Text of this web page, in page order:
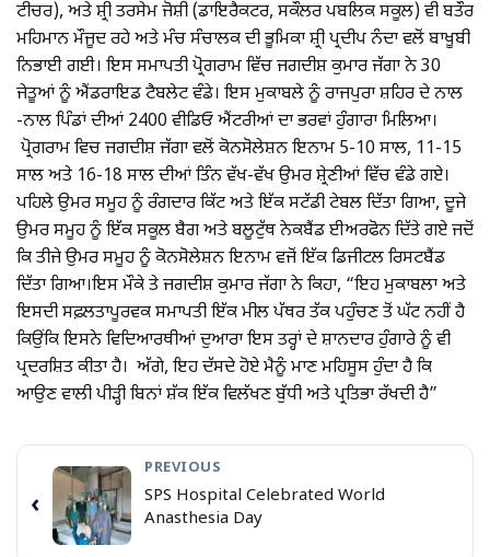
ਟੀਚਰ), ਅਤੇ ਸ਼੍ਰੀ ਤਰਸੇਮ ਜੋਸ਼ੀ (ਡਾਇਰੈਕਟਰ, ਸਕੌਲਰ ਪਬਲਿਕ ਸਕੂਲ) ਵੀ ਬਤੌਰ
ਮਹਿਮਾਨ ਮੌਜੂਦ ਰਹੇ ਅਤੇ ਮੰਚ ਸੰਚਾਲਕ ਦੀ ਭੂਮਿਕਾ ਸ਼੍ਰੀ ਪ੍ਰਦੀਪ ਨੰਦਾ ਵਲੋਂ ਬਾਖੂਬੀ
ਨਿਭਾਈ ਗਈ। ਇਸ ਸਮਾਪਤੀ ਪ੍ਰੋਗਰਾਮ ਵਿੱਚ ਜਗਦੀਸ਼ ਕੁਮਾਰ ਜੱਗਾ ਨੇ 30
ਜੇਤੂਆਂ ਨੂੰ ਐਂਡਰਾਇਡ ਟੈਬਲੇਟ ਵੰਡੇ। ਇਸ ਮੁਕਾਬਲੇ ਨੂੰ ਰਾਜਪੁਰਾ ਸ਼ਹਿਰ ਦੇ ਨਾਲ
-ਨਾਲ ਪਿੰਡਾਂ ਦੀਆਂ 2400 ਵੀਡਿਓ ਐਂਟਰੀਆਂ ਦਾ ਭਰਵਾਂ ਹੁੰਗਾਰਾ ਮਿਲਿਆ।
ਪ੍ਰੋਗਰਾਮ ਵਿਚ ਜਗਦੀਸ਼ ਜੱਗਾ ਵਲੋਂ ਕੋਨਸੋਲੇਸ਼ਨ ਇਨਾਮ 5-10 ਸਾਲ, 11-15
ਸਾਲ ਅਤੇ 16-18 ਸਾਲ ਦੀਆਂ ਤਿੰਨ ਵੱਖ-ਵੱਖ ਉਮਰ ਸ਼੍ਰੇਣੀਆਂ ਵਿੱਚ ਵੰਡੇ ਗਏ।
ਪਹਿਲੇ ਉਮਰ ਸਮੂਹ ਨੂੰ ਰੰਗਦਾਰ ਕਿੱਟ ਅਤੇ ਇੱਕ ਸਟੱਡੀ ਟੇਬਲ ਦਿੱਤਾ ਗਿਆ, ਦੂਜੇ
ਉਮਰ ਸਮੂਹ ਨੂੰ ਇੱਕ ਸਕੂਲ ਬੈਗ ਅਤੇ ਬਲੂਟੁੱਥ ਨੇਕਬੈਂਡ ਈਅਰਫੋਨ ਦਿੱਤੇ ਗਏ ਜਦੋਂ
ਕਿ ਤੀਜੇ ਉਮਰ ਸਮੂਹ ਨੂੰ ਕੋਨਸੋਲੇਸ਼ਨ ਇਨਾਮ ਵਜੋਂ ਇੱਕ ਡਿਜੀਟਲ ਰਿਸਟਬੈਂਡ
ਦਿੱਤਾ ਗਿਆ।ਇਸ ਮੌਕੇ ਤੇ ਜਗਦੀਸ਼ ਕੁਮਾਰ ਜੱਗਾ ਨੇ ਕਿਹਾ, “ਇਹ ਮੁਕਾਬਲਾ ਅਤੇ
ਇਸਦੀ ਸਫ਼ਲਤਾਪੂਰਵਕ ਸਮਾਪਤੀ ਇੱਕ ਮੀਲ ਪੱਥਰ ਤੱਕ ਪਹੁੰਚਣ ਤੋਂ ਘੱਟ ਨਹੀਂ ਹੈ
ਕਿਉਂਕਿ ਇਸਨੇ ਵਿਦਿਆਰਥੀਆਂ ਦੁਆਰਾ ਇਸ ਤਰ੍ਹਾਂ ਦੇ ਸ਼ਾਨਦਾਰ ਹੁੰਗਾਰੇ ਨੂੰ ਵੀ
ਪ੍ਰਦਰਸ਼ਿਤ ਕੀਤਾ ਹੈ। ਅੱਗੇ, ਇਹ ਦੱਸਦੇ ਹੋਏ ਮੈਨੂੰ ਮਾਣ ਮਹਿਸੂਸ ਹੁੰਦਾ ਹੈ ਕਿ
ਆਉਣ ਵਾਲੀ ਪੀੜ੍ਹੀ ਬਿਨਾਂ ਸ਼ੱਕ ਇੱਕ ਵਿਲੱਖਣ ਬੁੱਧੀ ਅਤੇ ਪ੍ਰਤਿਭਾ ਰੱਖਦੀ ਹੈ”
‹
PREVIOUS
SPS Hospital Celebrated World
Anasthesia Day